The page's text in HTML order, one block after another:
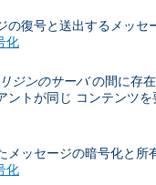
の復号と送出するメッセ
化
ジンのサーバの間に存
ントが同じ コンテンツ
メッセージの暗号化と所
化